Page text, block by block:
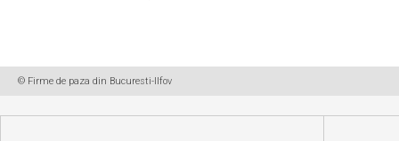
© Firme de paza din Bucuresti-Ilfov